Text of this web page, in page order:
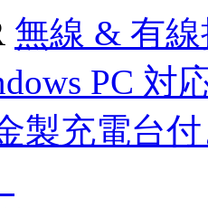
無線 & 有
PC 対
製充電台付